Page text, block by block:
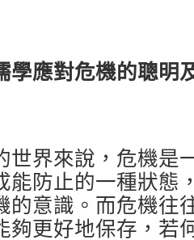
學應對危機的聰明
世界來說，危機是
能防止的一種狀態
的意識。而危機往
夠更好地保存，若